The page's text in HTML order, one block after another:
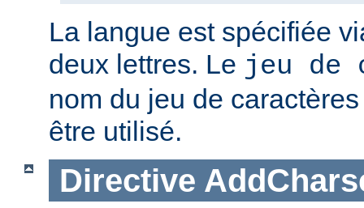
La langue est spécifiée
deux lettres. Le jeu de
nom du jeu de
être utilisé.
Directive